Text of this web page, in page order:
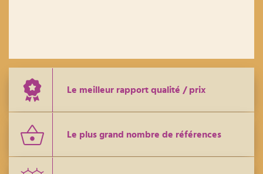
Le meilleur rapport qualité / prix
Le plus grand nombre de références